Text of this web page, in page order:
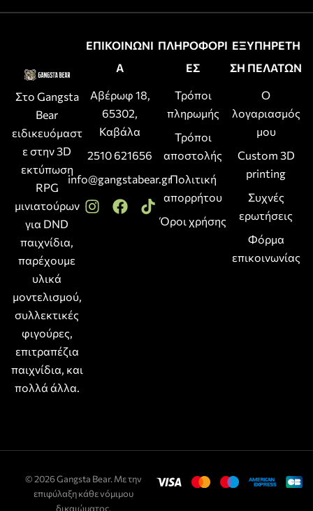
Στο Gangsta
Bear
ειδικευόμαστ
ε στην 3D
εκτύπωση
RPG
μινιατούρων
για DND
παιχνίδια,
παρέχουμε
υλικά
μοντελισμού,
συλλεκτικές
φιγούρες,
επιτραπέζια
παιχνίδια, και
πολλά άλλα.
ΕΠΙΚΟΙΝΩΝΙ
Α
Αβέρωφ 18,
65302,
Καβάλα
2510 621656
info@gangstabear.gr
ΠΛΗΡΟΦΟΡΙ
ΕΣ
Τρόποι
πληρωμής
Τρόποι
αποστολής
Πολιτική
απορρήτου
Όροι χρήσης
ΕΞΥΠΗΡΕΤΗ
ΣΗ ΠΕΛΑΤΩΝ
Ο
λογαριασμός
μου
Custom 3D
printing
Συχνές
ερωτήσεις
Φόρμα
επικοινωνίας
© 2026 Gangsta Bear. Με την
επιφύλαξη κάθε νόμιμου
δικαιώματος.